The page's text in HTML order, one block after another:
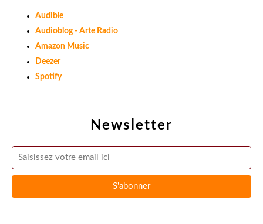
Newsletter
Audible
Audioblog - Arte Radio
Amazon Music
Deezer
Spotify